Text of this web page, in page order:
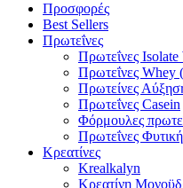
Προσφορές
Best Sellers
Πρωτεΐνες
Πρωτεΐνες
Πρωτεΐνες Whey
Πρωτείνες
Πρωτεΐνες Casein
Φόρμουλες
Πρωτεΐνες
Κρεατίνες
Krealkalyn
Κρεατίνη